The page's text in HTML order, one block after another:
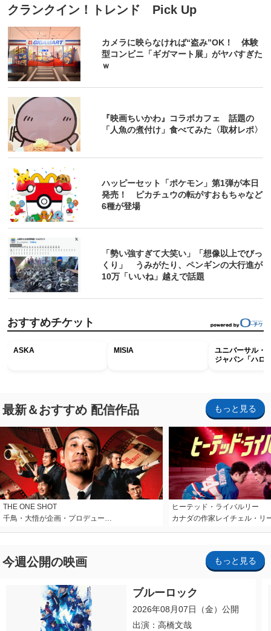
クランクイン！トレンド Pick Up
カメラに映らなければ“盗み”OK！ 体験
型コンビニ「ギガマート展」がヤバすぎた
ｗ
『映画ちいかわ』コラボカフェ 話題の
「人魚の煮付け」食べてみた〈取材レポ〉
ハッピーセット「ポケモン」第1弾が本日
発売！ ピカチュウの転がすおもちゃなど
6種が登場
「勢い強すぎて大笑い」「想像以上でびっ
くり」 うみがたり、ペンギンの大行進が
10万「いいね」越えで話題
おすすめチケット
ASKA MISIA
ユニバーサル・
ジャパン「ハロ
最新＆おすすめ 配信作品 もっと見る
THE ONE SHOT
千鳥・大悟が企画・プロデュー…
ヒーテッド・ライバルリー
カナダの作家レイチェル・リ
今週公開の映画 もっと見る
ブルーロック
2026年08月07日（金）公開
出演：高橋文哉